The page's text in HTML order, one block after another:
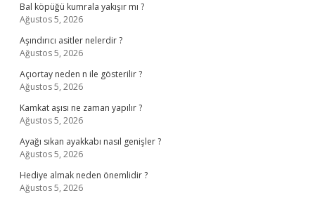
Bal köpüğü kumrala yakışır mı ?
Ağustos 5, 2026
Aşındırıcı asitler nelerdir ?
Ağustos 5, 2026
Açıortay neden n ile gösterilir ?
Ağustos 5, 2026
Kamkat aşısı ne zaman yapılır ?
Ağustos 5, 2026
Ayağı sıkan ayakkabı nasıl genişler ?
Ağustos 5, 2026
Hediye almak neden önemlidir ?
Ağustos 5, 2026